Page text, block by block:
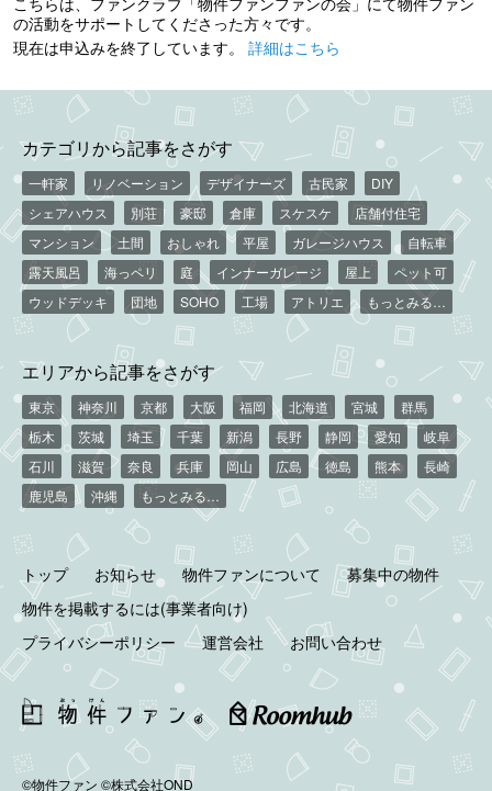
の活動をサポートしてくださった方々です。
現在は申込みを終了しています。 詳細はこちら
カテゴリから記事をさがす
一軒家 リノベーション デザイナーズ 古民家
DIY
シェアハウス
別荘 豪邸 倉庫 スケスケ
店舗付住宅
マンション
土間 おしゃれ 平屋 ガレージハウス
自転車
露天風呂
海っペリ 庭 インナーガレージ 屋上
ペット可
ウッドデッキ
団地 SOHO 工場 アトリエ もっとみる…
エリアから記事をさがす
東京 神奈川 京都 大阪 福岡 北海道 宮城
群馬
栃木
茨城 埼玉 千葉 新潟 長野 静岡 愛知
岐阜
石川
滋賀 奈良 兵庫 岡山 広島 徳島 熊本
長崎
鹿児島
沖縄 もっとみる…
トップ お知らせ 物件ファンについて
募集中の物件
物件を掲載するには(事業者向け)
プライバシーポリシー
運営会社 お問い合わせ
©物件ファン ©株式会社OND